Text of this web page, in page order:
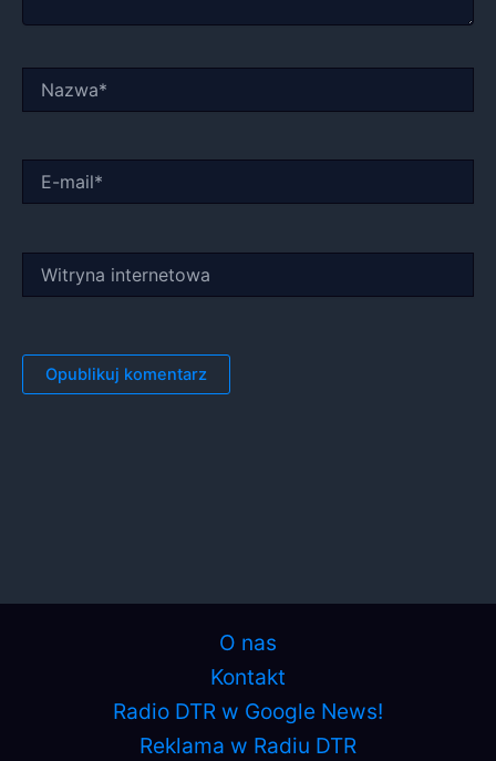
mail*
internetowa
O nas
Kontakt
Radio DTR w Google News!
Reklama w Radiu DTR